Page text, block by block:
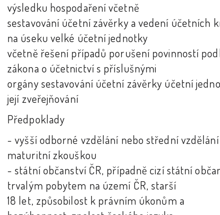
výsledku hospodaření včetně
sestavování účetní závěrky a vedení účetních
na úseku velké účetní jednotky
včetně řešení případů porušení povinností
zákona o účetnictví s příslušnými
orgány sestavování účetní závěrky účetní
její zveřejňování
Předpoklady
- vyšší odborné vzdělání nebo střední
maturitní zkouškou
- státní občanství ČR, případně cizí státní
trvalým pobytem na území ČR, starší
18 let, způsobilost k právním úkonům a